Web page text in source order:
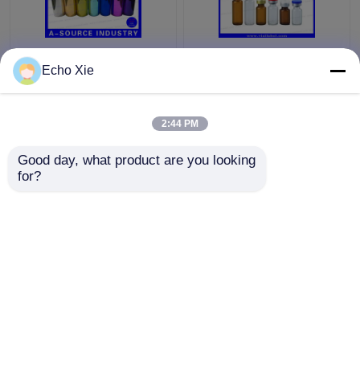
मि.ली./5 मि.ली./10 मि.ली.
Echo Xie
2:44 PM
Good day, what product are you looking
for?